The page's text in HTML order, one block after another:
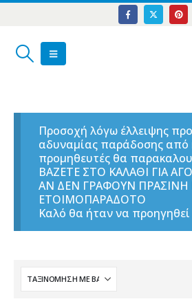
Προσοχή λόγω έλλειψης
αδυναμίας παράδοσης από
προμηθευτές θα
ΒΑΖΕΤΕ ΣΤΟ ΚΑΛΑΘΙ ΓΙΑ
ΑΝ ΔΕΝ ΓΡΑΦΟΥΝ ΠΡΑΣΙΝΗ
ΕΤΟΙΜΟΠΑΡΑΔΟΤΟ
Καλό θα ήταν να προηγηθεί